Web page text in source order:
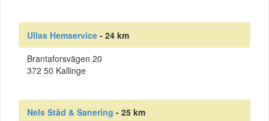
Ullas Hemservice - 24 km
Brantaforsvägen 20
372 50 Kallinge
Nels Städ & Sanering - 25 km